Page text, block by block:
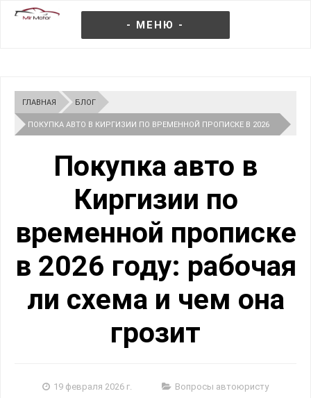
- МЕНЮ -
ГЛАВНАЯ БЛОГ
ПОКУПКА АВТО В КИРГИЗИИ ПО ВРЕМЕННОЙ ПРОПИСКЕ В 2026
КОНФИСКАЦИЯПокупка авто в
Киргизии по
временной прописке
в 2026 году: рабочая
ли схема и чем она
грозит
19 февраля 2026 г.
Вопросы автоюристу